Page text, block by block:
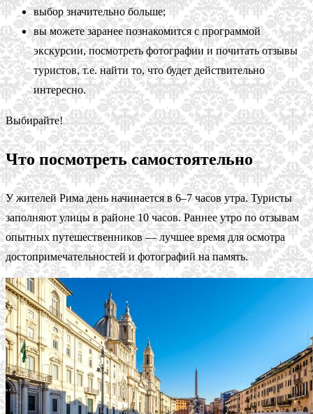
выбор значительно больше;
вы можете заранее познакомится с программой
экскурсии, посмотреть фотографии и почитать отзывы
туристов, т.е. найти то, что будет действительно
интересно.
Выбирайте!
Что посмотреть самостоятельно
У жителей Рима день начинается в 6–7 часов утра. Туристы
заполняют улицы в районе 10 часов. Раннее утро по отзывам
опытных путешественников — лучшее время для осмотра
достопримечательностей и фотографий на память.